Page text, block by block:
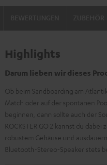
Highlights
Darum lieben wir dieses
Ob beim Sandboarding am
Match oder auf der spontanen
beginnen, dann sollte auch der
ROCKSTER GO 2 kannst du
robustem Gehäuse und
Bluetooth-Stereo-Speaker stets